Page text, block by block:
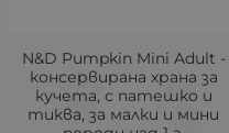
N&D Pumpkin Mini Adult -
консервирана храна за
кучета, с патешко и
тиква, за малки и мини